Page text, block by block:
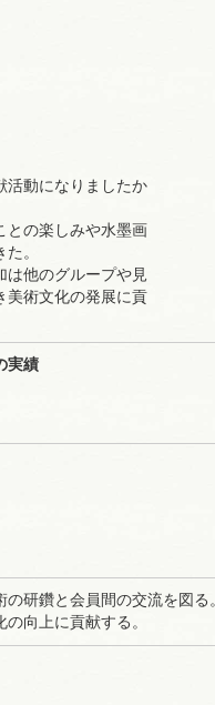
活動になりましたか
との楽しみや水墨画
。
他のグループや見
術文化の発展に貢
実績
研鑽と会員間の交流を図
向上に貢献する。